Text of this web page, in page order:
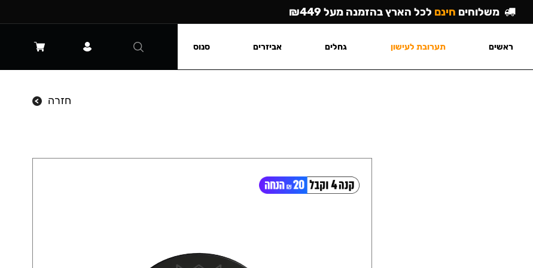
חזרה
משלוחים חינם לכל הארץ בהזמנה מעל ₪449
ראשים תערובת לעישון גחלים אביזרים סנוס